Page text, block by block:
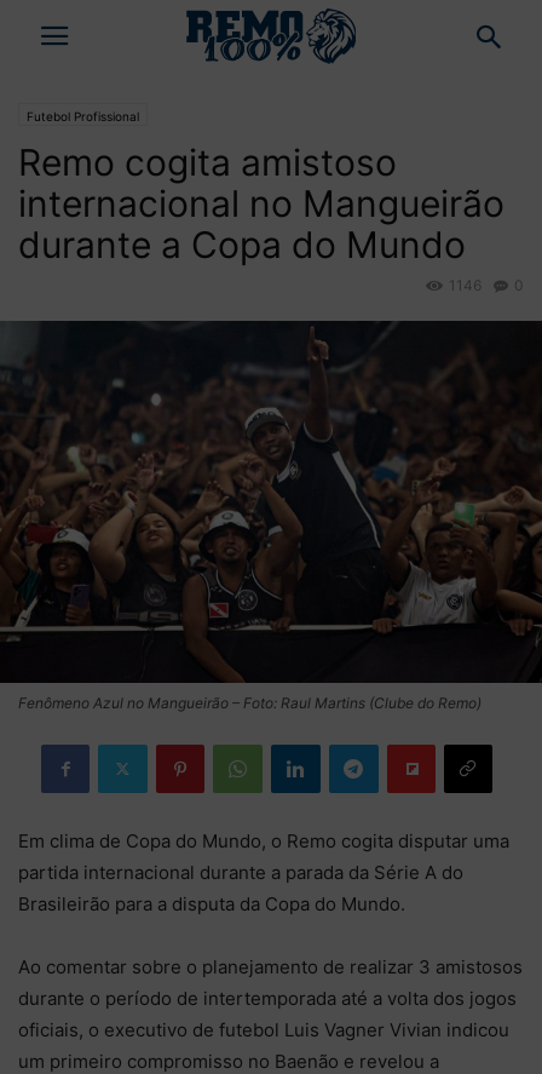
Futebol Profissional
Remo cogita amistoso
internacional no Mangueirão
durante a Copa do Mundo
0
1146
Fenômeno Azul no Mangueirão – Foto: Raul Martins (Clube do Remo)
Em clima de Copa do Mundo, o Remo cogita disputar uma
partida internacional durante a parada da Série A do
Brasileirão para a disputa da Copa do Mundo.
Ao comentar sobre o planejamento de realizar 3 amistosos
durante o período de intertemporada até a volta dos jogos
oficiais, o executivo de futebol Luis Vagner Vivian indicou
um primeiro compromisso no Baenão e revelou a